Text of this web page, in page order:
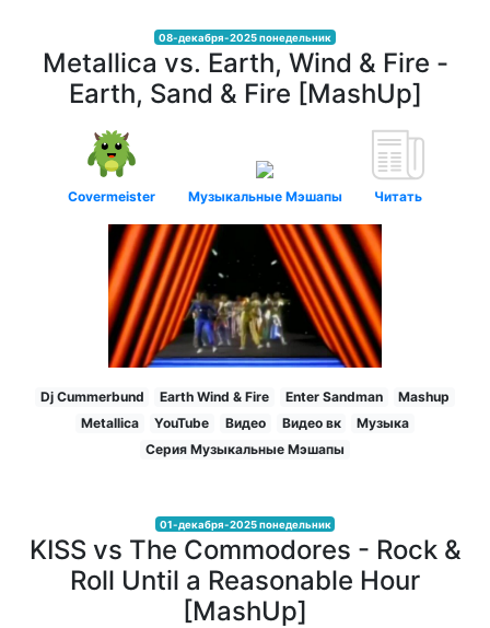
08-декабря-2025 понедельник
Metallica vs. Earth, Wind & Fire -
Earth, Sand & Fire [MashUp]
Covermeister Музыкальные Мэшапы Читать
Dj Cummerbund Earth Wind & Fire Enter Sandman
Mashup
Metallica
YouTube Видео Видео вк
Музыка
Серия Музыкальные Мэшапы
01-декабря-2025 понедельник
KISS vs The Commodores - Rock &
Roll Until a Reasonable Hour
[MashUp]